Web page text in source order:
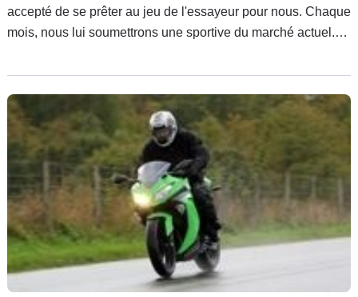
accepté de se prêter au jeu de l'essayeur pour nous. Chaque
mois, nous lui soumettrons une sportive du marché actuel.
circuit de la Ferté-Gaucher, Arnaud poussera à bout des
machines que vous pouvez croiser tous les jours dans la
rue.